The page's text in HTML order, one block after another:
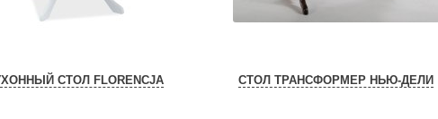
СТОЛ FLORENCJA СТОЛ ТРАНСФОРМЕР НЬЮ-ДЕЛИ